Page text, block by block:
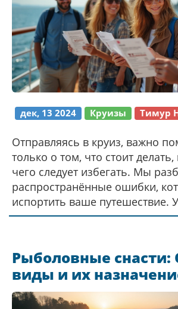
дек, 13 2024 Круизы Тимур
Отправляясь в круиз, важно
только о том, что стоит
чего следует избегать. Мы
распространённые ошибки,
испортить ваше путешествие.
нарушать правила на борту,
программу. Наши советы
ваш круиз незабываемым.
Рыболовные снасти:
виды и их